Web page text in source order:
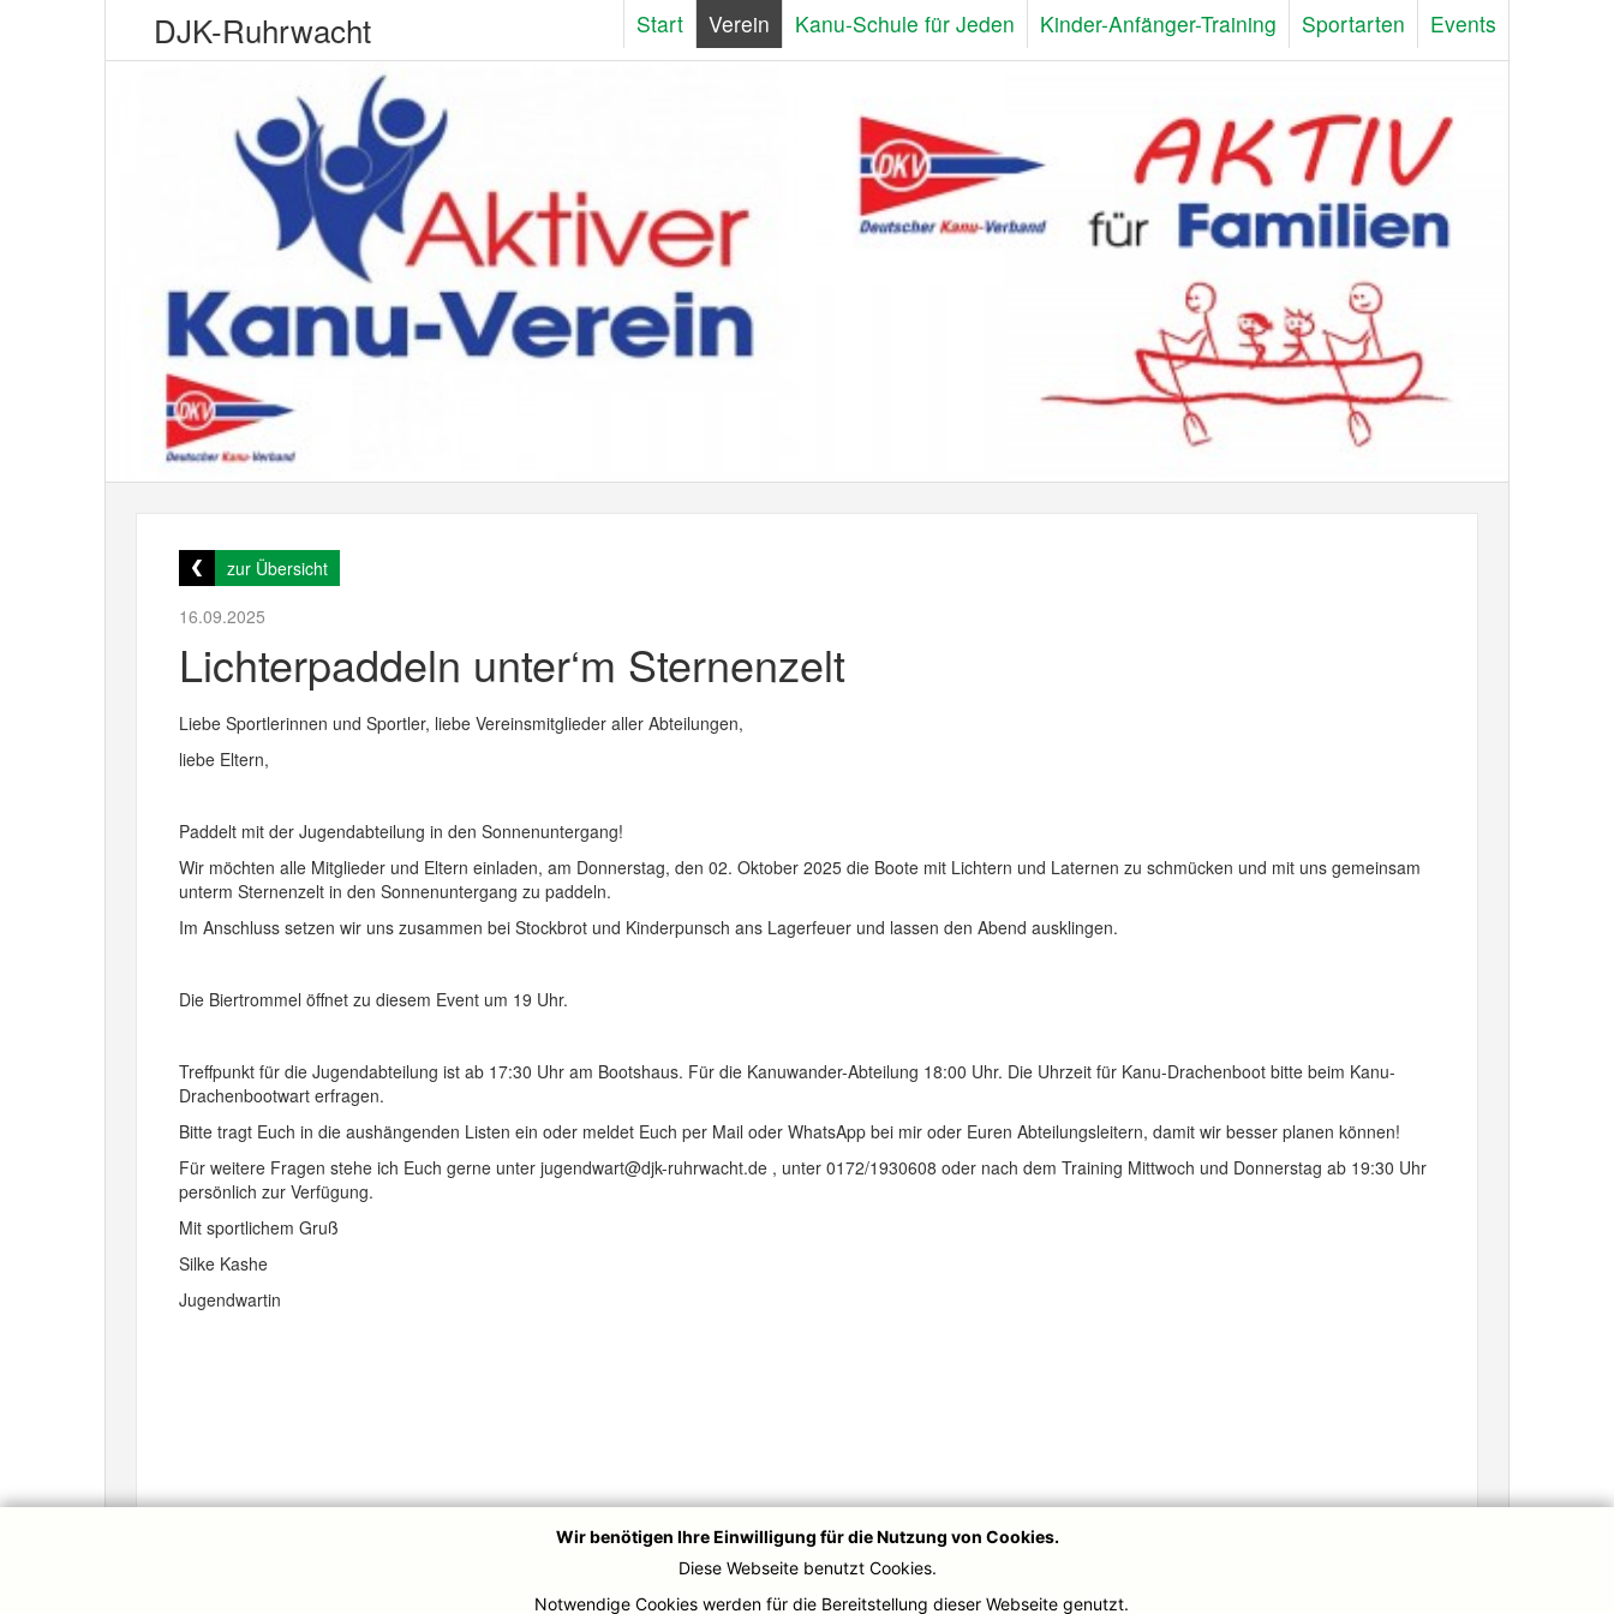
DJK-Ruhrwacht Start Verein Kanu-Schule für Jeden Kinder-Anfänger-Training Sportarten Events
zur Übersicht
16.09.2025
Lichterpaddeln unter‘m Sternenzelt
Liebe Sportlerinnen und Sportler, liebe Vereinsmitglieder aller Abteilungen,
liebe Eltern,
Paddelt mit der Jugendabteilung in den Sonnenuntergang!
Wir möchten alle Mitglieder und Eltern einladen, am Donnerstag, den 02. Oktober 2025 die Boote mit Lichtern und Laternen zu schmücken und mit uns gemeinsam
unterm Sternenzelt in den Sonnenuntergang zu paddeln.
Im Anschluss setzen wir uns zusammen bei Stockbrot und Kinderpunsch ans Lagerfeuer und lassen den Abend ausklingen.
Die Biertrommel öffnet zu diesem Event um 19 Uhr.
Treffpunkt für die Jugendabteilung ist ab 17:30 Uhr am Bootshaus. Für die Kanuwander-Abteilung 18:00 Uhr. Die Uhrzeit für Kanu-Drachenboot bitte beim Kanu-
Drachenbootwart erfragen.
Bitte tragt Euch in die aushängenden Listen ein oder meldet Euch per Mail oder WhatsApp bei mir oder Euren Abteilungsleitern, damit wir besser planen können!
Für weitere Fragen stehe ich Euch gerne unter jugendwart@djk-ruhrwacht.de , unter 0172/1930608 oder nach dem Training Mittwoch und Donnerstag ab 19:30 Uhr
persönlich zur Verfügung.
Mit sportlichem Gruß
Silke Kashe
Jugendwartin
Wir benötigen Ihre Einwilligung für die Nutzung von Cookies.
Diese Webseite benutzt Cookies.
Notwendige Cookies werden für die Bereitstellung dieser Webseite genutzt.